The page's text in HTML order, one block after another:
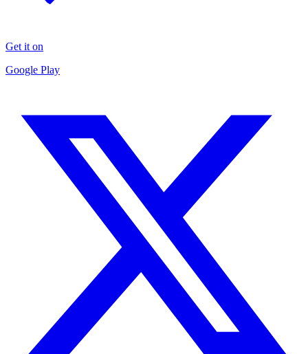
Get it on
Google Play